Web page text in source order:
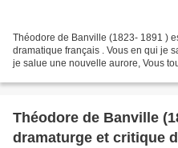
Théodore de Banville (1823- 1891 )
dramatique français . Vous en qui je
je salue une nouvelle aurore, Vous
Théodore de Banville
dramaturge et critique